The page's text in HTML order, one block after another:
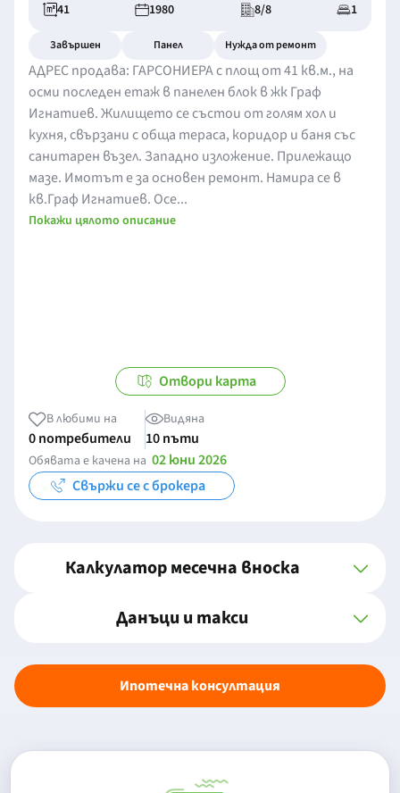
41 1980 8/8 1
Завършен Панел Нужда от ремонт
АДРЕС продава: ГАРСОНИЕРА с площ от 41 кв.м., на
осми последен етаж в панелен блок в жк Граф
Игнатиев. Жилището се състои от голям хол и
кухня, свързани с обща тераса, коридор и баня със
санитарен възел. Западно изложение. Прилежащо
мазе. Имотът е за основен ремонт. Намира се в
кв.Граф Игнатиев. Осе...
Покажи цялото описание
Отвори карта
В любими на
0 потребители
Видяна
10 пъти
Обявата е качена на 02 юни 2026
Свържи се с брокера
Калкулатор месечна вноска
Данъци и такси
Ипотечна консултация